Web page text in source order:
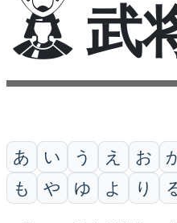
武
あ い う え お
も
や ゆ よ り